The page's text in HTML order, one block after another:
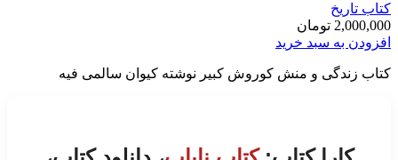
کتاب تاریخ
2,000,000 تومان
افزودن به سبد خرید
کتاب زندگی و منش کوروش کبیر نوشته کیوان سالمی فیه